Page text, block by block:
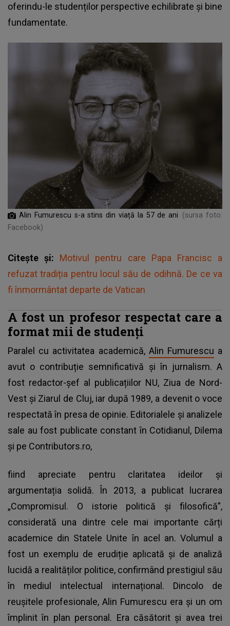
oferindu-le studenților perspective echilibrate și bine
fundamentate.
Alin Fumurescu s-a stins din viață la 57 de ani
(sursa foto:
Facebook)
Citește și: Motivul pentru care Papa Francisc a
refuzat tradiția pentru locul său de odihnă. De ce va
fi înmormântat departe de Vatican
A fost un profesor respectat care a
format mii de studenți
Paralel cu activitatea academică, Alin Fumurescu a
avut o contribuție semnificativă și în jurnalism. A
fost redactor-șef al publicațiilor NU, Ziua de Nord-
Vest și Ziarul de Cluj, iar după 1989, a devenit o voce
respectată în presa de opinie. Editorialele și analizele
sale au fost publicate constant în Cotidianul, Dilema
și pe Contributors.ro,
fiind apreciate pentru claritatea ideilor și
argumentația solidă. În 2013, a publicat lucrarea
„Compromisul. O istorie politică și filosofică”,
considerată una dintre cele mai importante cărți
academice din Statele Unite în acel an. Volumul a
fost un exemplu de erudiție aplicată și de analiză
lucidă a realităților politice, confirmând prestigiul său
în mediul intelectual internațional. Dincolo de
reușitele profesionale, Alin Fumurescu era și un om
împlinit în plan personal. Era căsătorit și avea trei